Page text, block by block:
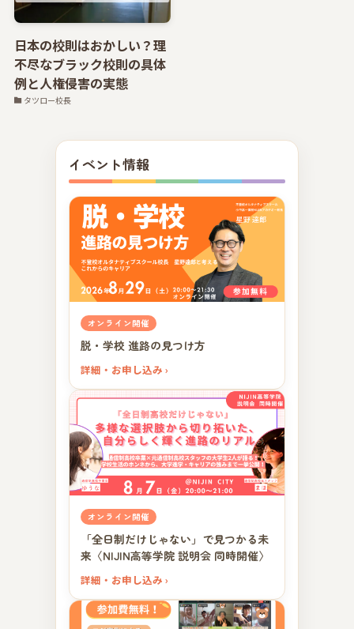
日本の校則はおかしい？理
不尽なブラック校則の具体
例と人権侵害の実態
タツロー校長
イベント情報
オンライン開催
脱・学校 進路の見つけ方
詳細・お申し込み ›
オンライン開催
「全日制だけじゃない」で見つかる未
来〈NIJIN高等学院 説明会 同時開催〉
詳細・お申し込み ›